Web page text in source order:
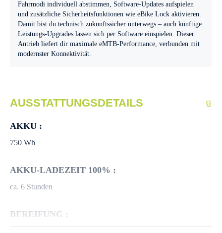
Fahrmodi individuell abstimmen, Software-Updates aufspielen
und zusätzliche Sicherheitsfunktionen wie eBike Lock aktivieren.
Damit bist du technisch zukunftssicher unterwegs – auch künftige
Leistungs-Upgrades lassen sich per Software einspielen. Dieser
Antrieb liefert dir maximale eMTB-Performance, verbunden mit
modernster Konnektivität.
AUSSTATTUNGSDETAILS
AKKU :
750 Wh
AKKU-LADEZEIT 100% :
ca. 6 Stunden
BEREIFUNG :